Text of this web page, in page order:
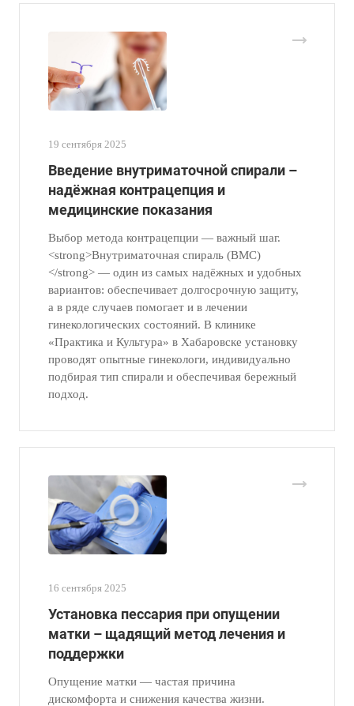
19 сентября 2025
Введение внутриматочной спирали –
надёжная контрацепция и
медицинские показания
Выбор метода контрацепции — важный шаг.
<strong>Внутриматочная спираль (ВМС)
</strong> — один из самых надёжных и удобных
вариантов: обеспечивает долгосрочную защиту,
а в ряде случаев помогает и в лечении
гинекологических состояний. В клинике
«Практика и Культура» в Хабаровске установку
проводят опытные гинекологи, индивидуально
подбирая тип спирали и обеспечивая бережный
подход.
16 сентября 2025
Установка пессария при опущении
матки – щадящий метод лечения и
поддержки
Опущение матки — частая причина
дискомфорта и снижения качества жизни.